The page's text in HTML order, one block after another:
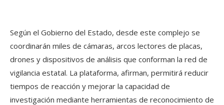
Según el Gobierno del Estado, desde este complejo se
coordinarán miles de cámaras, arcos lectores de placas,
drones y dispositivos de análisis que conforman la red de
vigilancia estatal. La plataforma, afirman, permitirá reducir
tiempos de reacción y mejorar la capacidad de
investigación mediante herramientas de reconocimiento de